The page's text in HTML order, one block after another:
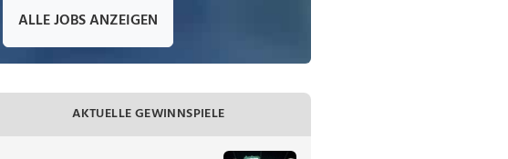
ALLE JOBS ANZEIGEN
AKTUELLE GEWINNSPIELE